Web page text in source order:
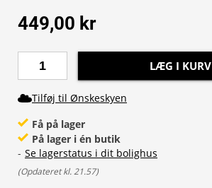
449,00 kr
LÆG I KURV
Tilføj til Ønskeskyen
Få på lager
På lager i én butik
- Se lagerstatus i dit bolighus
(Opdateret kl. 21.57)